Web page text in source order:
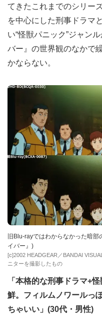
てきたこれまでのシリー
を中心にした刑事ドラマ
い“怪獣パニック”ジャン
バー』の世界観のなかで
かならない。
旧Blu-rayではわからなかった暗
イバー』)
[c]2002 HEADGEAR／BANDAI
ニターを撮影したもの
「本格的な刑事ドラマ+
鮮。フィルムノワールっ
ちゃいい」(30代・男性)